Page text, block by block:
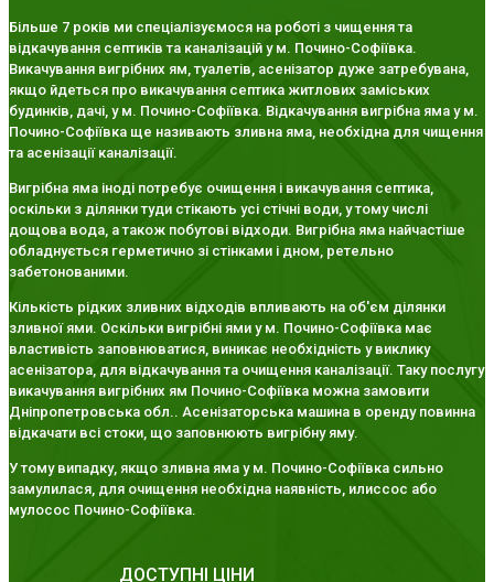
Більше 7 років ми спеціалізуємося на роботі з чищення та
відкачування септиків та каналізацій у м. Почино-Софіївка.
Викачування вигрібних ям, туалетів, асенізатор дуже затребувана,
якщо йдеться про викачування септика житлових заміських
будинків, дачі, у м. Почино-Софіївка. Відкачування вигрібна яма у м.
Почино-Софіївка ще називають зливна яма, необхідна для чищення
та асенізації каналізації.
Вигрібна яма іноді потребує очищення і викачування септика,
оскільки з ділянки туди стікають усі стічні води, у тому числі
дощова вода, а також побутові відходи. Вигрібна яма найчастіше
обладнується герметично зі стінками і дном, ретельно
забетонованими.
Кількість рідких зливних відходів впливають на об'єм ділянки
зливної ями. Оскільки вигрібні ями у м. Почино-Софіївка має
властивість заповнюватися, виникає необхідність у виклику
асенізатора, для відкачування та очищення каналізації. Таку послугу
викачування вигрібних ям Почино-Софіївка можна замовити
Дніпропетровська обл.. Асенізаторська машина в оренду повинна
відкачати всі стоки, що заповнюють вигрібну яму.
У тому випадку, якщо зливна яма у м. Почино-Софіївка сильно
замулилася, для очищення необхідна наявність, илиссос або
мулосос Почино-Софіївка.
ДОСТУПНІ ЦІНИ